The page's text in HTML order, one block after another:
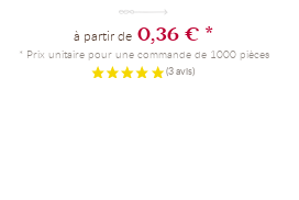
à partir de 0,36 € *
* Prix unitaire pour une commande de 1000 pièces